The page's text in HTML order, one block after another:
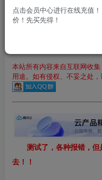
本站内容分为：登录回复下
本站所有内容来自互联网收
用途。如有侵权、不妥之处
测试了，各种报错，
去！！
点击会员中心进行在线充值
价！先买先得！